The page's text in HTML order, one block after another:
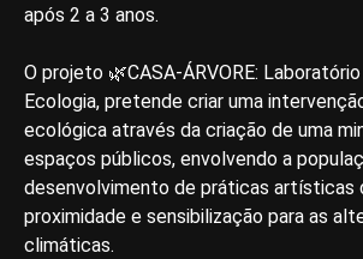
após 2 a 3 anos.
O projeto 🌿CASA-ÁRVORE:
Ecologia, pretende criar uma
ecológica através da criação de uma
espaços públicos, envolvendo a
desenvolvimento de práticas artísticas
proximidade e sensibilização para as
climáticas.